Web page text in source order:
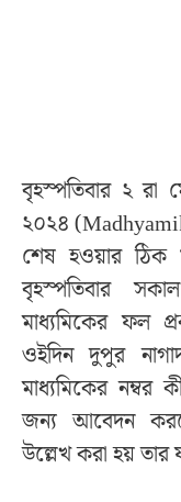
বৃহস্পতিবার ২ রা
২০২৪
শেষ হওয়ার ঠিক
বৃহস্পতিবার
মাধ্যমিকের ফল
ওইদিন দুপুর
মাধ্যমিকের নম্বর
জন্য আবেদন করতে
উল্লেখ করা হয় তার